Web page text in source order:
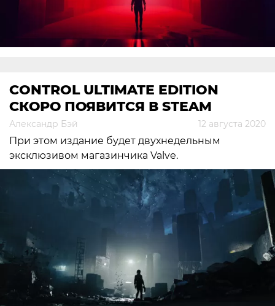
CONTROL ULTIMATE EDITION
СКОРО ПОЯВИТСЯ В STEAM
Александр Бэй 12 августа 2020
При этом издание будет двухнедельным
эксклюзивом магазинчика Valve.